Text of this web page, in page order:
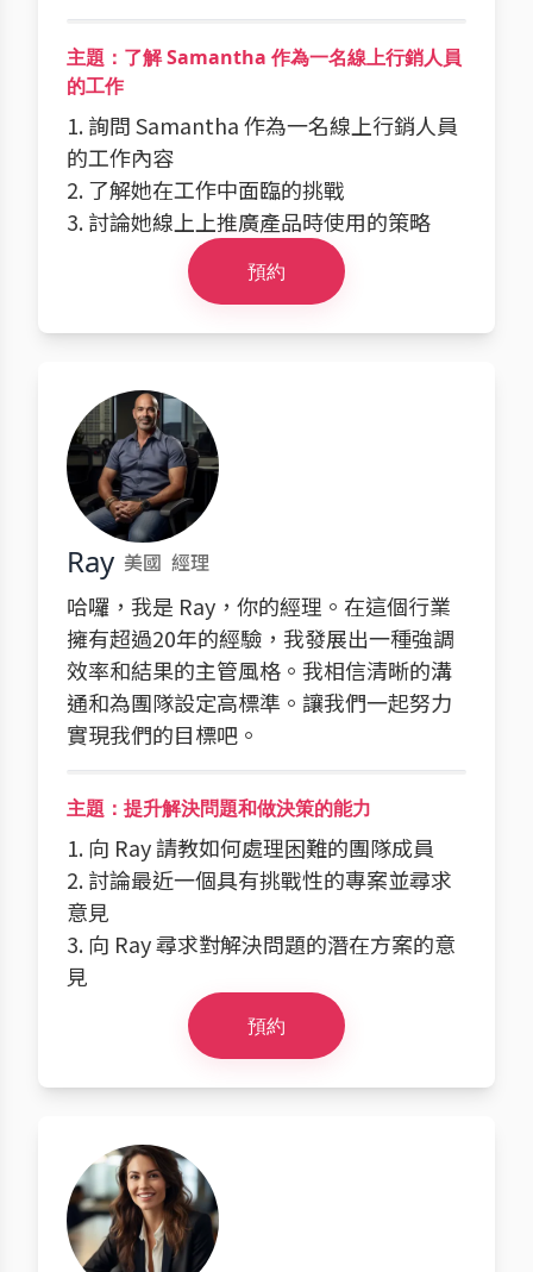
主題：了解 Samantha 作為一名線上行銷人員
的工作
1. 詢問 Samantha 作為一名線上行銷人員
的工作內容
2. 了解她在工作中面臨的挑戰
3. 討論她線上上推廣產品時使用的策略
預約
Ray 美國 經理
哈囉，我是 Ray，你的經理。在這個行業
擁有超過20年的經驗，我發展出一種強調
效率和結果的主管風格。我相信清晰的溝
通和為團隊設定高標準。讓我們一起努力
實現我們的目標吧。
主題：提升解決問題和做決策的能力
1. 向 Ray 請教如何處理困難的團隊成員
2. 討論最近一個具有挑戰性的專案並尋求
意見
3. 向 Ray 尋求對解決問題的潛在方案的意
見
預約